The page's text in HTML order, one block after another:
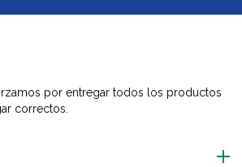
por entregar todos los productos
correctos.